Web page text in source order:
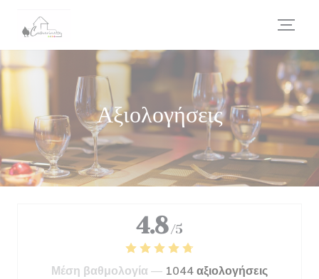
Αξιολογήσεις
4.8 /5
Μέση βαθμολογία — 1044 αξιολογήσεις